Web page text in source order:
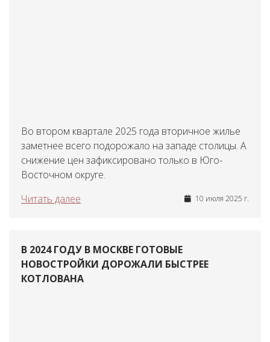
Во втором квартале 2025 года вторичное жилье
заметнее всего подорожало на западе столицы. А
снижение цен зафиксировано только в Юго-
Восточном округе.
Читать далее
10 июля 2025 г.
В 2024 ГОДУ В МОСКВЕ ГОТОВЫЕ
НОВОСТРОЙКИ ДОРОЖАЛИ БЫСТРЕЕ
КОТЛОВАНА